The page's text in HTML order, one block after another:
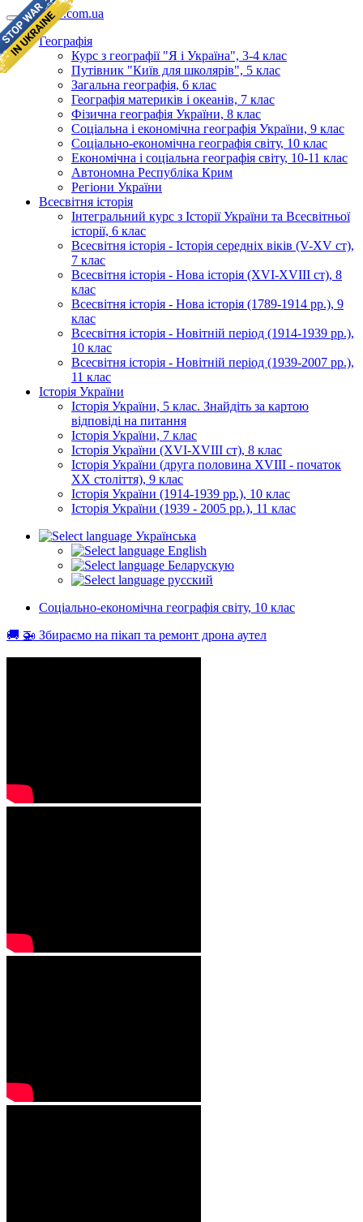
geomap.com.ua
Географія
Курс з географії "Я і Україна", 3-4 клас
Путівник "Київ для школярів", 5 клас
Загальна географія, 6 клас
Географія материків і океанів, 7 клас
Фізична географія України, 8 клас
Соціальна і економічна географія України, 9 клас
Соціально-економічна географія світу, 10 клас
Економічна і соціальна географія світу, 10-11 клас
Автономна Республіка Крим
Регіони України
Всесвітня історія
Інтегральний курс з Історії України та Всесвітньої
історії, 6 клас
Всесвітня історія - Історія середніх віків (V-XV ст),
7 клас
Всесвітня історія - Нова історія (XVI-XVIII ст), 8
клас
Всесвітня історія - Нова історія (1789-1914 рр.), 9
клас
Всесвітня історія - Новітній період (1914-1939 рр.),
10 клас
Всесвітня історія - Новітній період (1939-2007 рр.),
11 клас
Історія України
Історія України, 5 клас. Знайдіть за картою
відповіді на питання
Історія України, 7 клас
Історія України (XVI-XVIII ст), 8 клас
Історія України (друга половина XVIII - початок
XX століття), 9 клас
Історія України (1914-1939 рр.), 10 клас
Історія України (1939 - 2005 рр.), 11 клас
Українська
English
Беларускую
русский
Соціально-економічна географія світу, 10 клас
🚚 🚁 Збираємо на пікап та ремонт дрона аутел